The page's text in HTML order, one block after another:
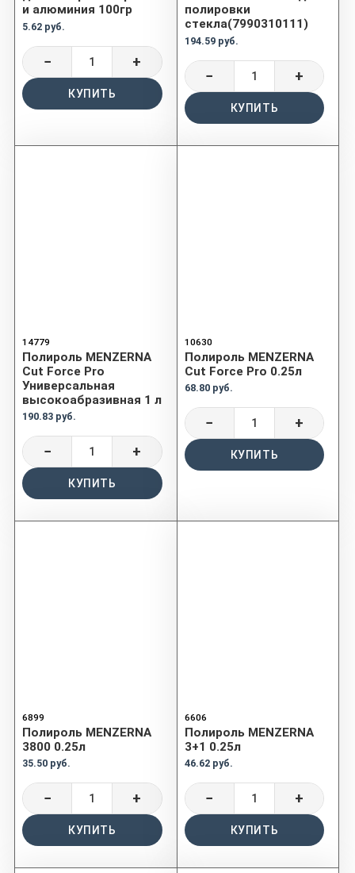
и алюминия 100гр
5.62 руб.
− +
КУПИТЬ
полировки
стекла(7990310111)
194.59 руб.
− +
КУПИТЬ
14779
Полироль MENZERNA
Cut Force Pro
Универсальная
высокоабразивная 1 л
190.83 руб.
− +
КУПИТЬ
10630
Полироль MENZERNA
Cut Force Pro 0.25л
68.80 руб.
− +
КУПИТЬ
6899
Полироль MENZERNA
3800 0.25л
35.50 руб.
− +
КУПИТЬ
6606
Полироль MENZERNA
3+1 0.25л
46.62 руб.
− +
КУПИТЬ